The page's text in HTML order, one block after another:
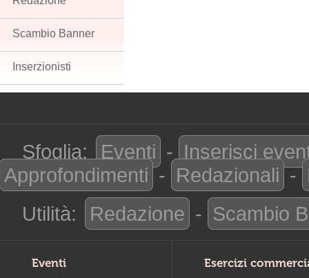
Scambio Banner
Inserzionisti
Sfoglia: Eventi - Inserisci
Approfondimenti - Redazionali -
Utilità:
Redazione - Scambio
Eventi Esercizi